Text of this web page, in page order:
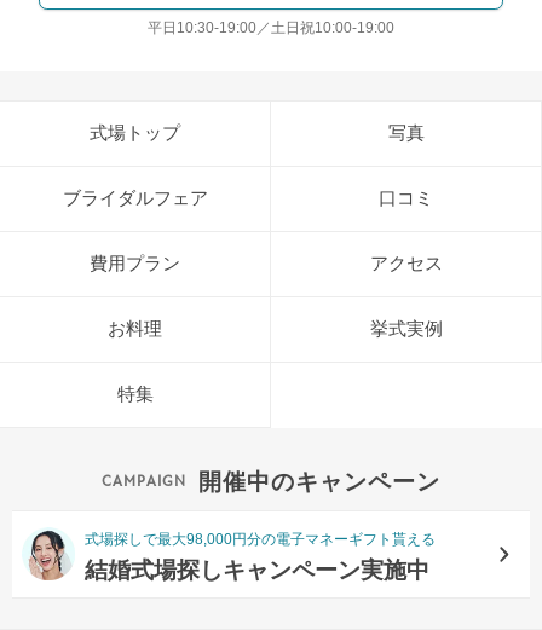
平日10:30-19:00／土日祝10:00-19:00
式場トップ 写真
ブライダルフェア 口コミ
費用プラン アクセス
お料理 挙式実例
特集
開催中のキャンペーン
式場探しで最大98,000円分の電子マネーギフト貰える
結婚式場探しキャンペーン実施中